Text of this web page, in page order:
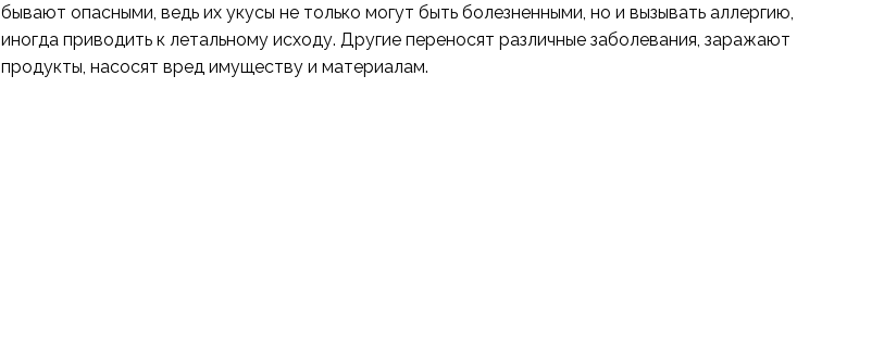
бывают опасными, ведь их укусы не только могут быть болезненными, но и вызывать аллергию,
иногда приводить к летальному исходу. Другие переносят различные заболевания, заражают
продукты, насосят вред имуществу и материалам.